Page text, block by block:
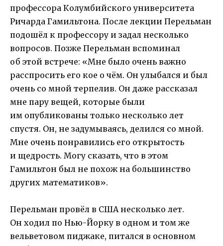
профессора Колумбийского университета
Ричарда Гамильтона. После лекции Перельман
подошёл к профессору и задал несколько
вопросов. Позже Перельман вспоминал
об этой встрече: «Мне было очень важно
расспросить его кое о чём. Он улыбался и был
очень со мной терпелив. Он даже рассказал
мне пару вещей, которые были
им опубликованы только несколько лет
спустя. Он, не задумываясь, делился со мной.
Мне очень понравились его открытость
и щедрость. Могу сказать, что в этом
Гамильтон был не похож на большинство
других математиков».
Перельман провёл в США несколько лет.
Он ходил по Нью-Йорку в одном и том же
вельветовом пиджаке, питался в основном